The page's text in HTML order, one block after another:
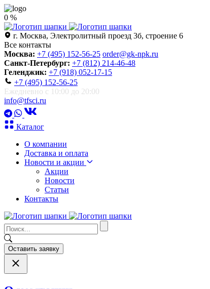
0 %
г. Москва, Электролитный проезд 3б, строение 6
Все контакты
Москва: +7 (495) 152-56-25 order@gk-npk.ru
Санкт-Петербург: +7 (812) 214-46-48
Геленджик: +7 (918) 052-17-15
+7 (495) 152-56-25
Ежедневно с 10:00 до 20:00
info@tfsci.ru
Каталог
О компании
Доставка и оплата
Новости и акции
Акции
Новости
Статьи
Контакты
Оставить заявку